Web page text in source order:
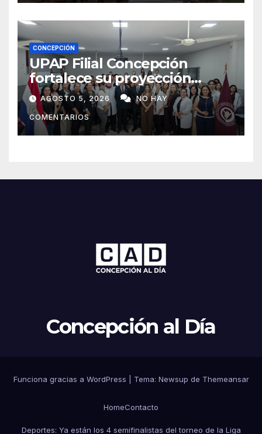
CONCEPCIÓN
UPAP Filial Concepción
fortalece su proyección
internacional con la visita del
Prof. Dr. Antonio Castaño,
referente de la Universidad
de Sevilla
AGOSTO 5, 2026 NO HAY
COMENTARIOS
Concepción al Día
Funciona gracias a WordPress Tema: Newsup de Themeansar
HomeContacto
Deportes: Ya están los 4 semifinalistas del torneo de la Liga